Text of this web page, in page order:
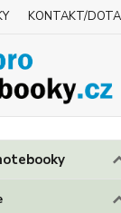
KONTAKT/